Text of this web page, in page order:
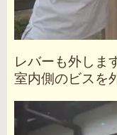
レバーも外しま
室内側のビスを